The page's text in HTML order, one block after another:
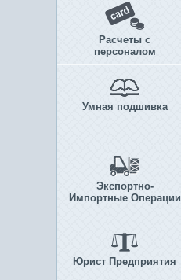
Расчеты с
персоналом
Умная подшивка
Экспортно-
Импортные Операции
Юрист Предприятия